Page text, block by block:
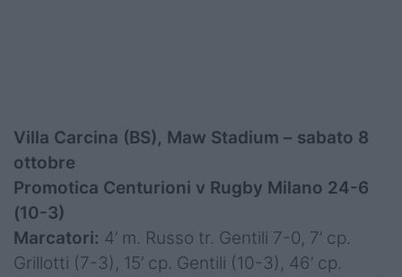
Villa Carcina (BS), Maw Stadium – sabato 8
ottobre
Promotica Centurioni v Rugby Milano 24-6
(10-3)
Marcatori: 4’ m. Russo tr. Gentili 7-0, 7’ cp.
Grillotti (7-3), 15’ cp. Gentili (10-3), 46’ cp.